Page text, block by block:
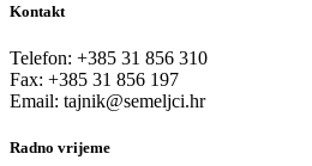
Kontakt
Telefon: +385 31 856 310
Fax: +385 31 856 197
Email: tajnik@semeljci.hr
Radno vrijeme